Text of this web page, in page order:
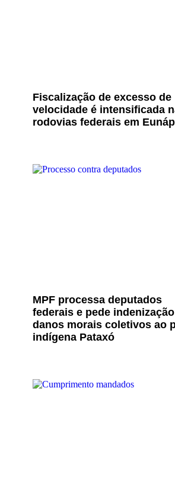
Fiscalização de excesso de
velocidade é intensificada
rodovias federais em
MPF processa deputados
federais e pede
danos morais coletivos ao
indígena Pataxó